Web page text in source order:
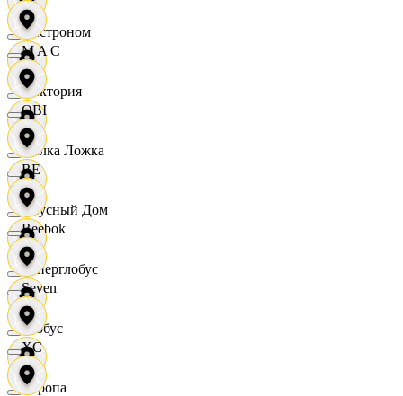
Быстроном
Виктория
Вилка Ложка
Вкусный Дом
Гиперглобус
Глобус
Европа
M A C
OBI
RE
Reebok
Seven
XC